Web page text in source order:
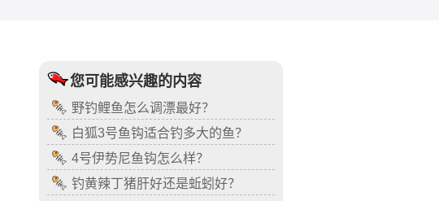
您可能感兴趣的内容
野钓鲤鱼怎么调漂最好？
白狐3号鱼钩适合钓多大的鱼？
4号伊势尼鱼钩怎么样？
钓黄辣丁猪肝好还是蚯蚓好？